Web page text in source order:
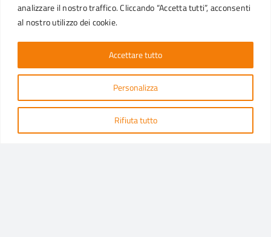
analizzare il nostro traffico. Cliccando “Accetta tutti”, acconsenti
al nostro utilizzo dei cookie.
Personalizza
Rifiuta tutto
Accettare tutto
RICHIEDI INFO
CATEGORIE PRODOTTI
Panettone alto
Stampi con bordo arrotolato
Torte
Pirottini linee automatiche
Muffin
Sistema teglia